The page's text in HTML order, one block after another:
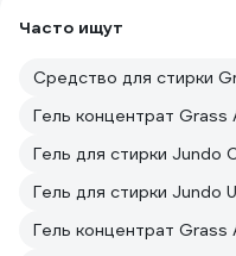
Часто ищут
Средство для стирки
Гель концентрат Grass
Гель для стирки Jundo
Гель для стирки Jundo
Гель концентрат